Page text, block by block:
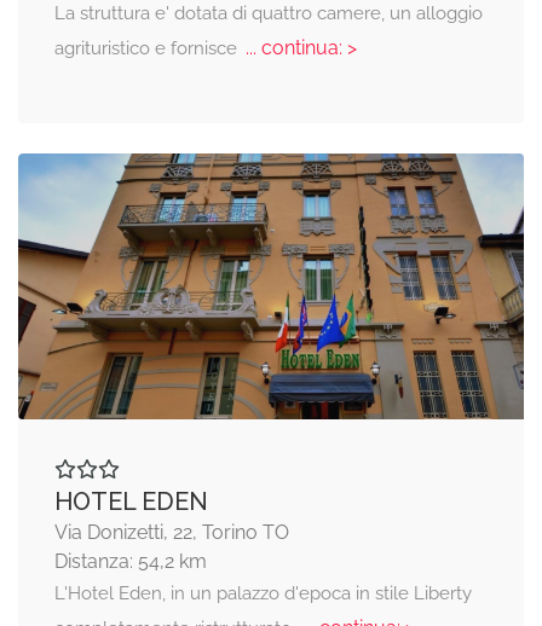
La struttura e' dotata di quattro camere, un alloggio
agrituristico e fornisce... continua: >
HOTEL EDEN
Via Donizetti, 22, Torino TO
Distanza: 54,2 km
L'Hotel Eden, in un palazzo d'epoca in stile Liberty